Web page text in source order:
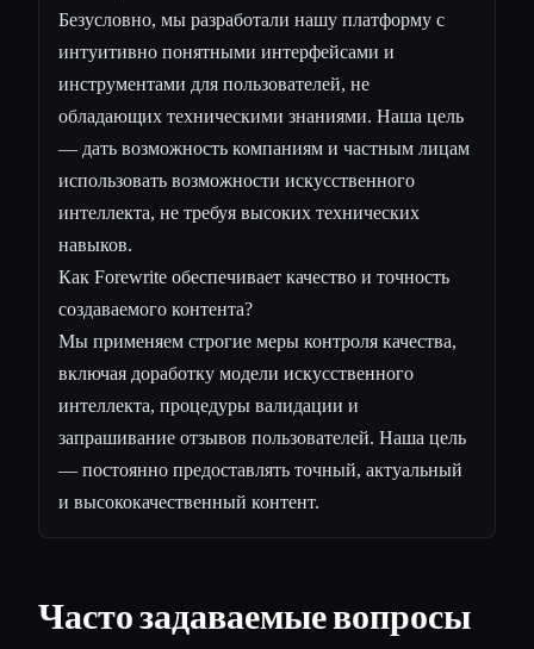
Безусловно, мы разработали нашу платформу с
интуитивно понятными интерфейсами и
инструментами для пользователей, не
обладающих техническими знаниями. Наша цель
— дать возможность компаниям и частным лицам
использовать возможности искусственного
интеллекта, не требуя высоких технических
навыков.
Как Forewrite обеспечивает качество и точность
создаваемого контента?
Мы применяем строгие меры контроля качества,
включая доработку модели искусственного
интеллекта, процедуры валидации и
запрашивание отзывов пользователей. Наша цель
— постоянно предоставлять точный, актуальный
и высококачественный контент.
Часто задаваемые вопросы